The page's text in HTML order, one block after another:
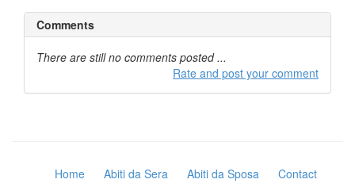
Comments
There are still no comments posted ...
Rate and post your comment
Home Abiti da Sera Abiti da Sposa Contact